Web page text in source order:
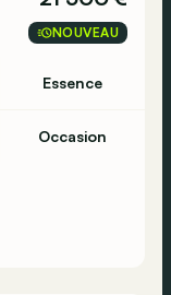
NOUVEAU
Essence
Occasion